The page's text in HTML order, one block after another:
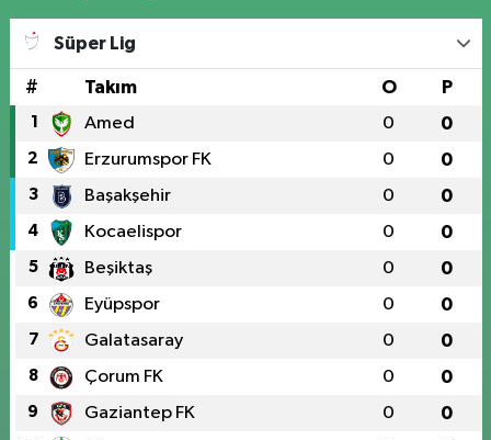
Süper Lig
# Takım O P
1 Amed 0 0
2 Erzurumspor FK 0 0
3 Başakşehir 0 0
4 Kocaelispor 0 0
5 Beşiktaş 0 0
6 Eyüpspor 0 0
7 Galatasaray 0 0
8 Çorum FK 0 0
9 Gaziantep FK 0 0